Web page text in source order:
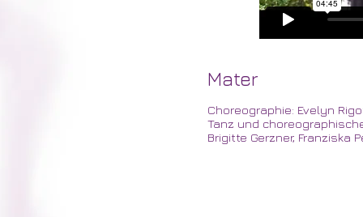
Mater
Choreographie: Evelyn
Tanz und
Brigitte Gerzner, Franziska